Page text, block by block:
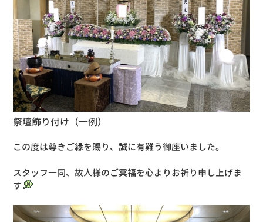
祭壇飾り付け（一例）
この度は尊きご縁を賜り、誠に有難う御座いました。
スタッフ一同、故人様のご冥福を心よりお祈り申し上げま
す